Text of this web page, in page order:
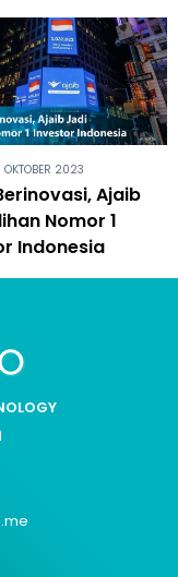
2023
Ajaib
Nomor 1
Indonesia